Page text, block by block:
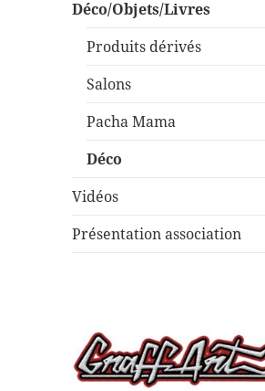
Déco/Objets/Livres
Produits dérivés
Salons
Pacha Mama
Déco
Vidéos
Présentation association